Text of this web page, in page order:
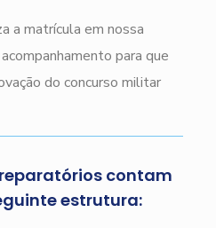
a matrícula em nossa
para que
do concurso militar
contam
estrutura: